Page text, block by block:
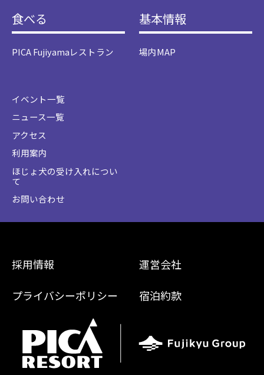
食べる
PICA Fujiyamaレストラン
基本情報
場内MAP
イベント一覧
ニュース一覧
アクセス
利用案内
ほじょ犬の受け入れについ
て
お問い合わせ
採用情報 運営会社
プライバシーポリシー 宿泊約款